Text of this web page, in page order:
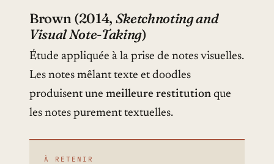
Brown (2014, Sketchnoting and
Visual Note-Taking)
Étude appliquée à la prise de notes visuelles.
Les notes mêlant texte et doodles
produisent une meilleure restitution que
les notes purement textuelles.
À RETENIR